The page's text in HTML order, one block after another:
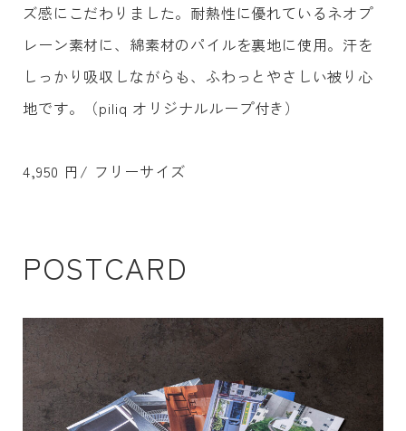
ズ感にこだわりました。耐熱性に優れているネオプ
レーン素材に、綿素材のパイルを裏地に使用。汗を
しっかり吸収しながらも、ふわっとやさしい被り心
地です。（piliq オリジナルループ付き）
4,950 円/ フリーサイズ
POSTCARD